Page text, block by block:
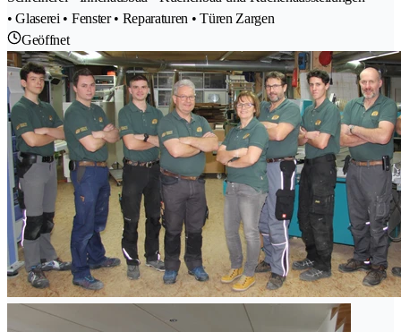
• Glaserei • Fenster • Reparaturen • Türen Zargen
Geöffnet